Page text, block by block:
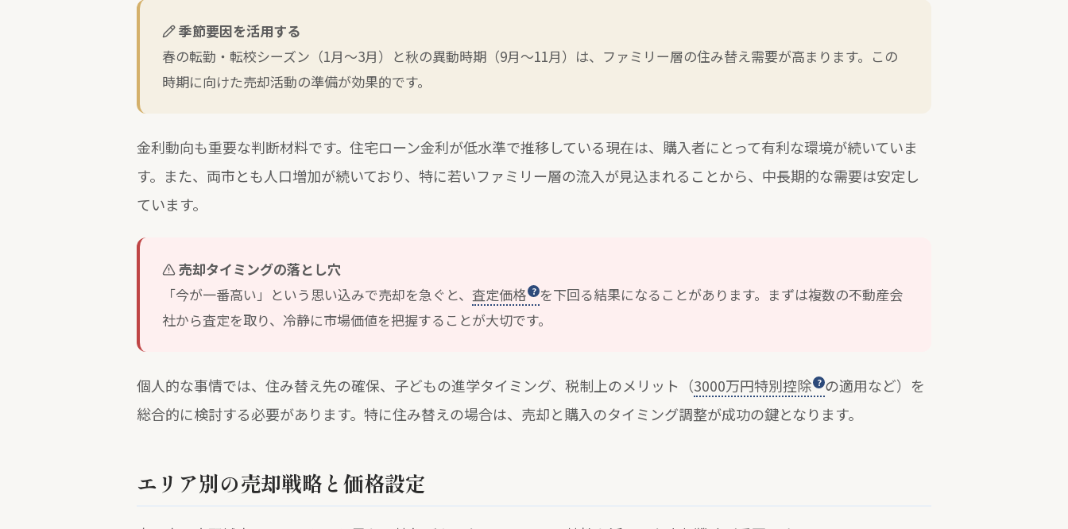
季節要因を活用する
春の転勤・転校シーズン（1月〜3月）と秋の異動時期（9月〜11月）は、ファミリー層の住み替え需要が高まります。この
時期に向けた売却活動の準備が効果的です。
金利動向も重要な判断材料です。住宅ローン金利が低水準で推移している現在は、購入者にとって有利な環境が続いていま
す。また、両市とも人口増加が続いており、特に若いファミリー層の流入が見込まれることから、中長期的な需要は安定し
ています。
売却タイミングの落とし穴
「今が一番高い」という思い込みで売却を急ぐと、 査定価格
を下回る結果になることがあります。まずは複数の不動産会
社から査定を取り、冷静に市場価値を把握することが大切です。
個人的な事情では、住み替え先の確保、子どもの進学タイミング、税制上のメリット（3000万円特別控除
の適用など）を
総合的に検討する必要があります。特に住み替えの場合は、売却と購入のタイミング調整が成功の鍵となります。
エリア別の売却戦略と価格設定